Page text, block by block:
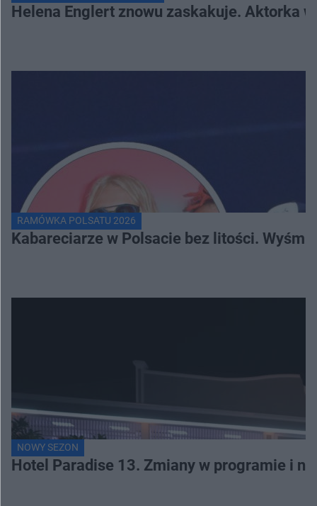
Helena Englert znowu zaskakuje. Aktorka
RAMÓWKA POLSATU 2026
Kabareciarze w Polsacie bez litości.
NOWY SEZON
Hotel Paradise 13. Zmiany w programie i